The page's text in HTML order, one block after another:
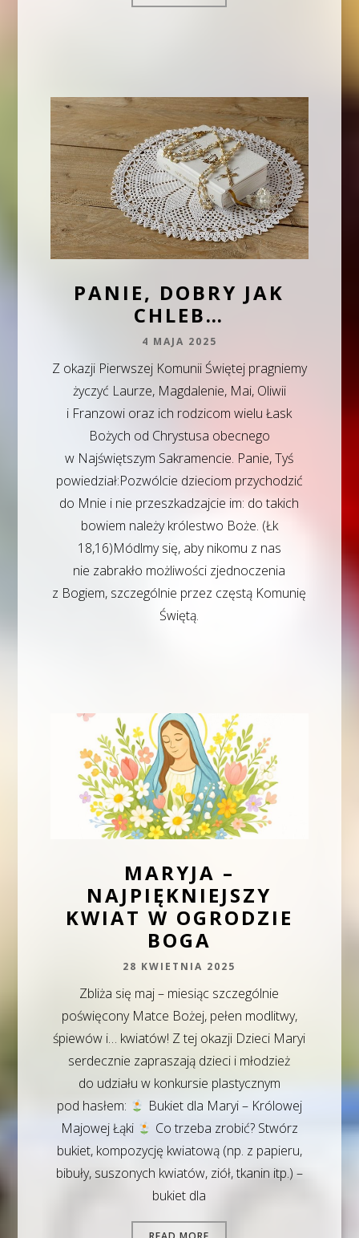
PANIE, DOBRY JAK
CHLEB…
4 MAJA 2025
Z okazji Pierwszej Komunii Świętej pragniemy
życzyć Laurze, Magdalenie, Mai, Oliwii
i Franzowi oraz ich rodzicom wielu Łask
Bożych od Chrystusa obecnego
w Najświętszym Sakramencie. Panie, Tyś
powiedział:Pozwólcie dzieciom przychodzić
do Mnie i nie przeszkadzajcie im: do takich
bowiem należy królestwo Boże. (Łk
18,16)Módlmy się, aby nikomu z nas
nie zabrakło możliwości zjednoczenia
z Bogiem, szczególnie przez częstą Komunię
Świętą.
MARYJA –
NAJPIĘKNIEJSZY
KWIAT W OGRODZIE
BOGA
28 KWIETNIA 2025
Zbliża się maj – miesiąc szczególnie
poświęcony Matce Bożej, pełen modlitwy,
śpiewów i… kwiatów! Z tej okazji Dzieci Maryi
serdecznie zapraszają dzieci i młodzież
do udziału w konkursie plastycznym
pod hasłem:
Bukiet dla Maryi – Królowej
Majowej Łąki
Co trzeba zrobić? Stwórz
bukiet, kompozycję kwiatową (np. z papieru,
bibuły, suszonych kwiatów, ziół, tkanin itp.) –
bukiet dla